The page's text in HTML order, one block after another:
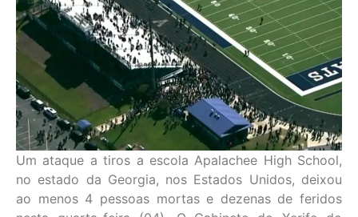
Um ataque a tiros a escola Apalachee High School,
no estado da Georgia, nos Estados Unidos, deixou
ao menos 4 pessoas mortas e dezenas de feridos